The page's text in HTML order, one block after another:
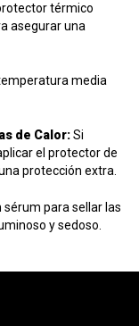
térmico
asegurar una
media
de Calor:Si
el protector de
protección extra.
sérum para sellar las
y sedoso.